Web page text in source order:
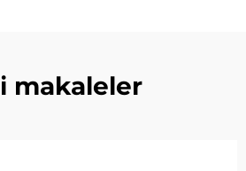
makaleler